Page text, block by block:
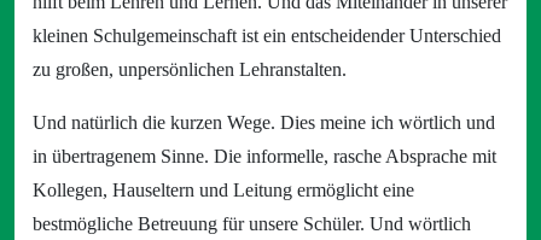
kleinen Schulgemeinschaft ist ein entscheidender Unterschied
zu großen, unpersönlichen Lehranstalten.
Und natürlich die kurzen Wege. Dies meine ich wörtlich und
in übertragenem Sinne. Die informelle, rasche Absprache mit
Kollegen, Hauseltern und Leitung ermöglicht eine
bestmögliche Betreuung für unsere Schüler. Und wörtlich